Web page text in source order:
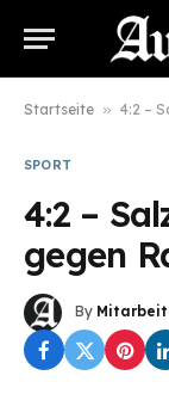
Startseite » 4:2 –
SPORT
4:2 –
gegen
By